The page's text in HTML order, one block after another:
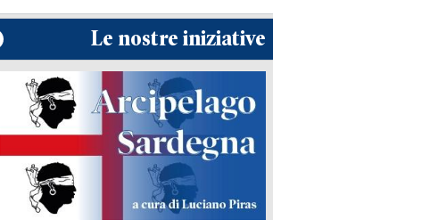
Le nostre iniziative